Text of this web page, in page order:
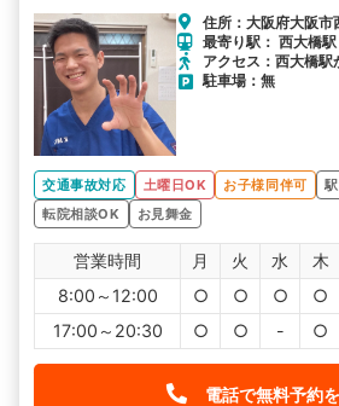
住所：大阪府大阪
最寄り駅： 西大橋
アクセス：西大橋駅
駐車場：無
交通事故対応 土曜日OK お子様同伴可
転院相談OK
お見舞金
営業時間 月 火 水 木
8:00～12:00
○ ○ ○ ○
17:00～20:30
○ ○ - ○
電話で無料予約